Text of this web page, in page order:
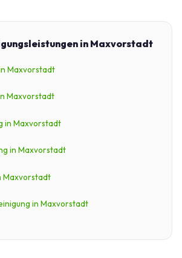
in Maxvorstadt
Maxvorstadt
Maxvorstadt
in Maxvorstadt
in Maxvorstadt
Maxvorstadt
in Maxvorstadt